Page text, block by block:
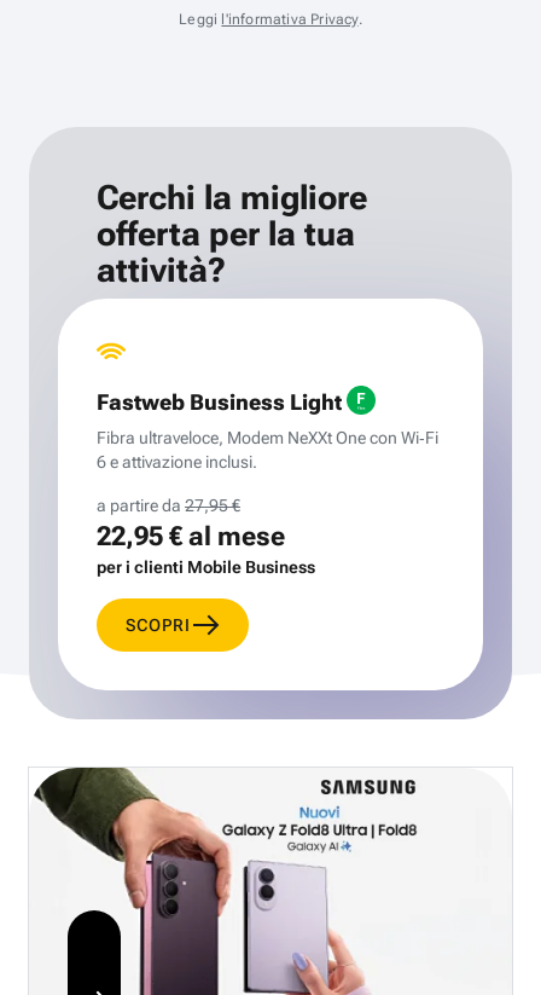
Leggi l'informativa Privacy.
Cerchi la migliore
offerta per la tua
attività?
Fastweb Business Light
Fibra ultraveloce, Modem NeXXt One con Wi‑Fi
6 e attivazione inclusi.
a partire da 27,95 €
22,95 €al mese
per i clienti Mobile Business
SCOPRI